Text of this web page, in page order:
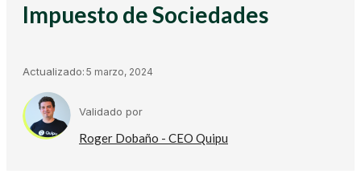
Impuesto de Sociedades
Actualizado: 5 marzo, 2024
Validado por
Roger Dobaño - CEO Quipu